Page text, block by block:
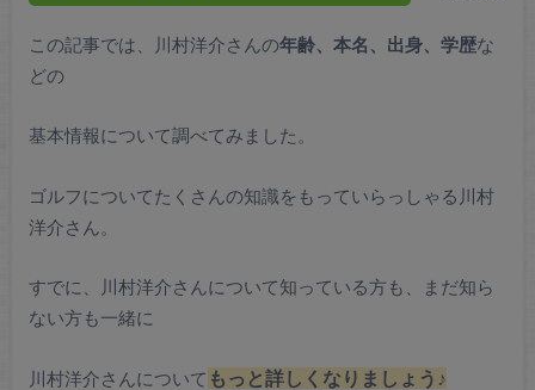
この記事では、川村洋介さんの年齢、本名、出身、学歴な
どの
基本情報について調べてみました。
ゴルフについてたくさんの知識をもっていらっしゃる川村
洋介さん。
すでに、川村洋介さんについて知っている方も、まだ知ら
ない方も一緒に
川村洋介さんについて もっと詳しくなりましょう♪